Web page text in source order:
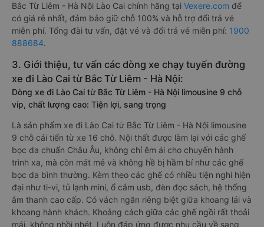
Bắc Từ Liêm - Hà Nội Lào Cai chính hãng tại Vexere.com để
có giá rẻ nhất, đảm bảo giữ chỗ 100% và hỗ trợ đổi trả vé
miễn phí. Tổng đài tư vấn, đặt vé và đổi trả vé miễn phí: 1900
888684.
3. Giới thiệu, tư vấn các dòng xe chạy tuyến đường
xe đi Lào Cai từ Bắc Từ Liêm - Hà Nội:
Dòng xe đi Lào Cai từ Bắc Từ Liêm - Hà Nội limousine 9 chỗ
vip, chất lượng cao: Tiện lợi, sang trọng
Là sản phẩm xe đi Lào Cai từ Bắc Từ Liêm - Hà Nội limousine
9 chỗ cải tiến từ xe 16 chỗ. Nội thất được làm lại với các ghế
bọc da chuẩn Châu Âu, không chỉ êm ái cho chuyến hành
trình xa, mà còn mát mẻ và không hề bị hầm bí như các ghế
bọc da bình thường. Kèm theo các ghế có nhiều tiện nghi hiện
đại như ti-vi, tủ lạnh mini, ổ cắm usb, đèn đọc sách, hệ thống
âm thanh cao cấp. Có vách ngăn riêng biệt giữa khoang lái và
khoang hành khách. Khoảng cách giữa các ghế ngồi rất thoải
mái, không nhồi nhét. Luôn đáp ứng được nhu cầu về sang